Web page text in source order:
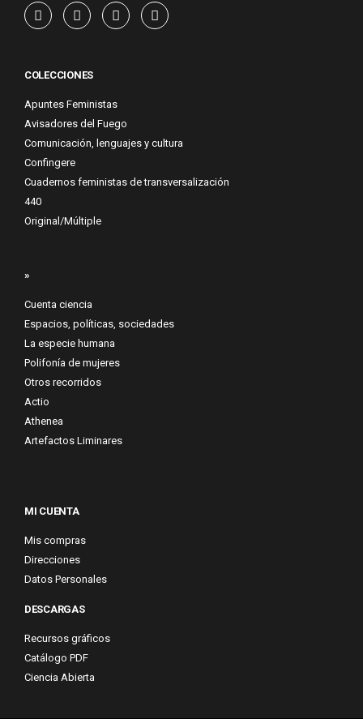
COLECCIONES
Apuntes Feministas
Avisadores del Fuego
Comunicación, lenguajes y cultura
Confingere
Cuadernos feministas de transversalización
440
Original/Múltiple
»
Cuenta ciencia
Espacios, políticas, sociedades
La especie humana
Polifonía de mujeres
Otros recorridos
Actio
Athenea
Artefactos Liminares
MI CUENTA
Mis compras
Direcciones
Datos Personales
DESCARGAS
Recursos gráficos
Catálogo PDF
Ciencia Abierta